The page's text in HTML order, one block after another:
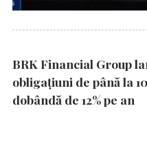
BRK Financial Group
obligațiuni de până la
dobândă de 12% pe an